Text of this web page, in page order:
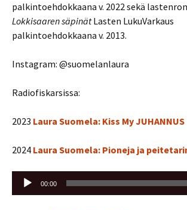
palkintoehdokkaana v. 2022 sekä
Lokkisaaren säpinätLasten LukuVarkaus
palkintoehdokkaana v. 2013.
Instagram: @suomelanlaura
Radiofiskarsissa:
2023 Laura Suomela: Kiss My JUHANNUS
2024 Laura Suomela: Pioneja ja
Äänitoistin
00:00